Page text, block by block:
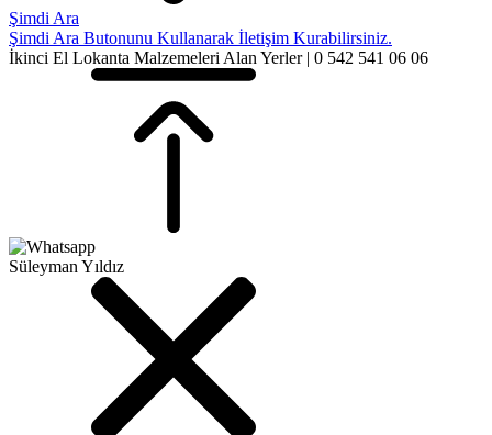
Şimdi Ara
Şimdi Ara Butonunu Kullanarak İletişim Kurabilirsiniz.
İkinci El Lokanta Malzemeleri Alan Yerler | 0 542 541 06 06
Süleyman Yıldız